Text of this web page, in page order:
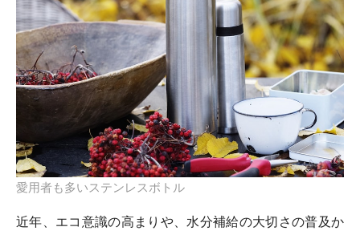
愛用者も多いステンレスボトル
近年、エコ意識の高まりや、水分補給の大切さの普及か